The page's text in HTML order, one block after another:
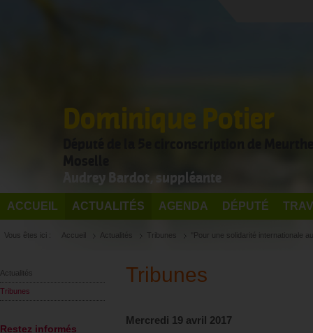
Dominique Potier
Audrey Bardot, suppléante
ACCUEIL ACTUALITÉS AGENDA DÉPUTÉ
Vous êtes ici : Accueil Actualités Tribunes ''Pour une solidarité internationale
Actualités
Tribunes
Restez informés
Tribunes
Mercredi 19 avril 2017